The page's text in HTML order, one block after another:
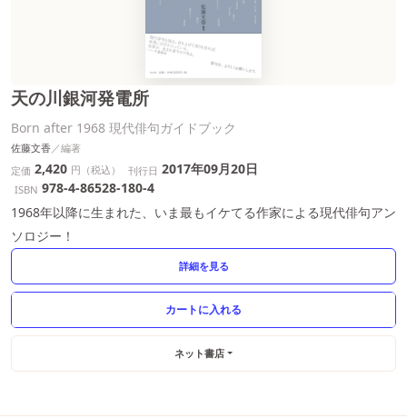
天の川銀河発電所
Born after 1968 現代俳句ガイドブック
佐藤文香
定価 2,420 円（税込） 刊行日 2017年09月20日
ISBN 978-4-86528-180-4
1968年以降に生まれた、いま最もイケてる作家による現代俳句アン
ソロジー！
詳細を見る
ネット書店